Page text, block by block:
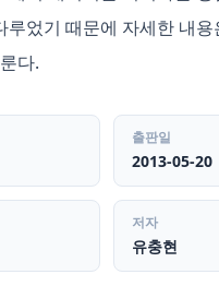
었기 때문에 자세한 내
다.
출판일
2013-05-20
저자
유충현